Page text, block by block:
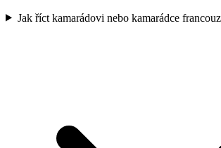
Jak říct kamarádovi nebo kamarádce